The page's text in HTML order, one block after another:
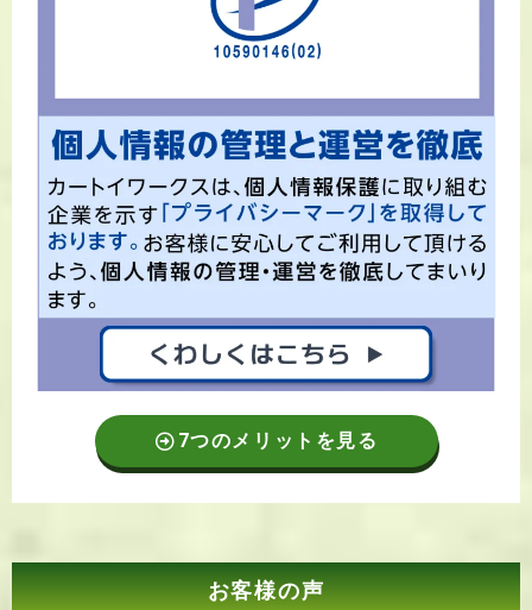
7つのメリットを見る
お客様の声